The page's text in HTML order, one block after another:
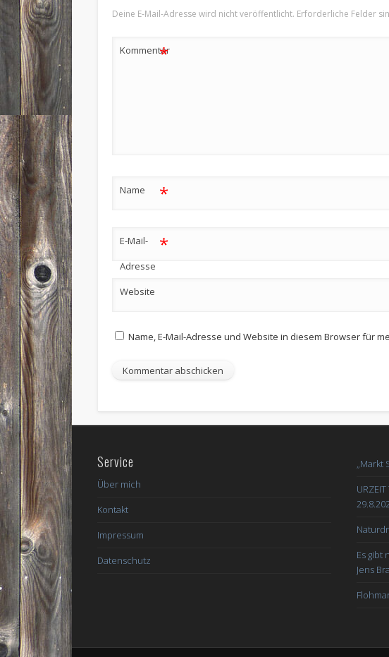
Deine E-Mail-Adresse wird nicht veröffentlicht. Erforderliche Felder
Kommentar
*
Name *
E-Mail-
Adresse
*
Website
Name, E-Mail-Adresse und Website in diesem Browser für
Service
Über mich
Kontakt
Impressum
Datenschutz
„Markt
URZEIT
Es gibt
Jens